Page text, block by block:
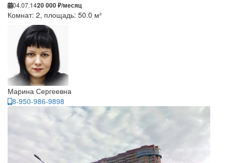
04.07.1420 000 ₽/месяц
Комнат: 2, площадь: 50.0 м²
Марина Сергеевна
8-950-986-9898